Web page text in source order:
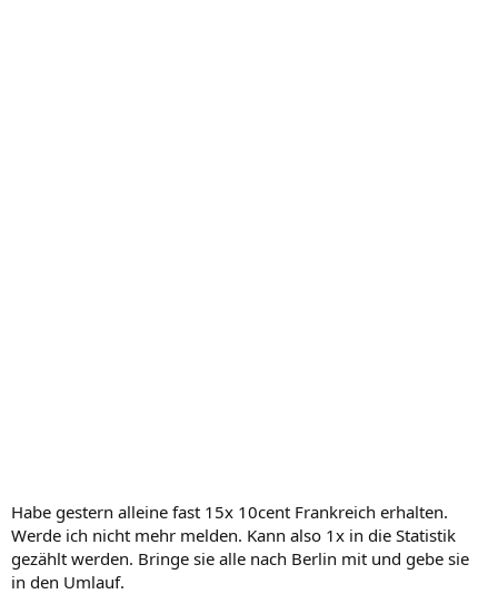
Habe gestern alleine fast 15x 10cent Frankreich erhalten.
Werde ich nicht mehr melden. Kann also 1x in die Statistik
gezählt werden. Bringe sie alle nach Berlin mit und gebe sie
in den Umlauf.